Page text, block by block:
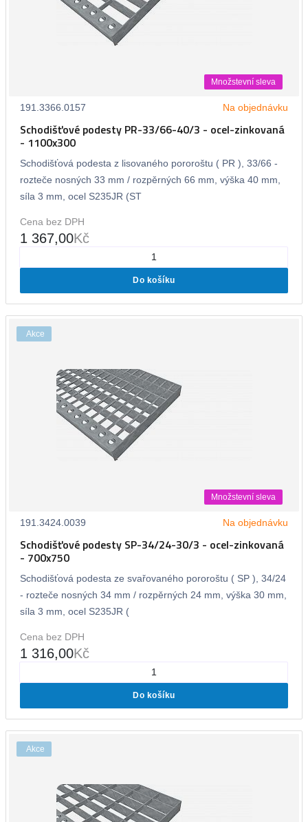
Množstevní sleva
191.3366.0157 Na objednávku
Schodišťové podesty PR-33/66-40/3 - ocel-zinkovaná
- 1100x300
Schodišťová podesta z lisovaného pororoštu ( PR ), 33/66 -
rozteče nosných 33 mm / rozpěrných 66 mm, výška 40 mm,
síla 3 mm, ocel S235JR (ST
Cena bez DPH
1 367,00Kč
Do košíku
Akce
Množstevní sleva
191.3424.0039 Na objednávku
Schodišťové podesty SP-34/24-30/3 - ocel-zinkovaná
- 700x750
Schodišťová podesta ze svařovaného pororoštu ( SP ), 34/24
- rozteče nosných 34 mm / rozpěrných 24 mm, výška 30 mm,
síla 3 mm, ocel S235JR (
Cena bez DPH
1 316,00Kč
Do košíku
Akce